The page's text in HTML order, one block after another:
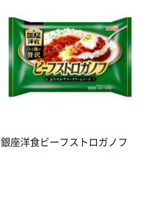
銀座洋食ビーフストロガノフ